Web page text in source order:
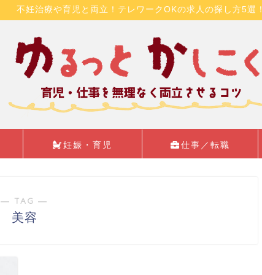
不妊治療や育児と両立！テレワークOKの求人の探し方5選！
妊娠・育児 仕事／転職
― TAG ―
美容